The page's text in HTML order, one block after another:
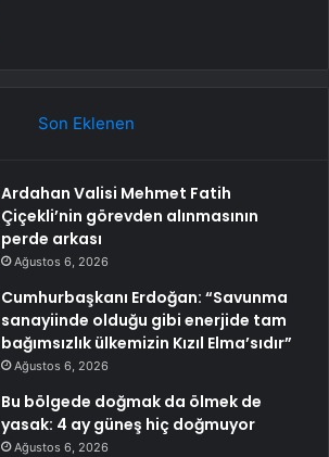
Son Eklenen
Ardahan Valisi Mehmet Fatih
Çiçekli’nin görevden alınmasının
perde arkası
Ağustos 6, 2026
Cumhurbaşkanı Erdoğan: “Savunma
sanayiinde olduğu gibi enerjide tam
bağımsızlık ülkemizin Kızıl Elma’sıdır”
Ağustos 6, 2026
Bu bölgede doğmak da ölmek de
yasak: 4 ay güneş hiç doğmuyor
Ağustos 6, 2026